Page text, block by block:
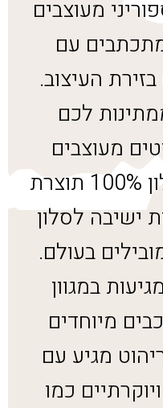
מעוצבים
עם
העיצוב.
לכם
מעוצבים
ומערכות ישיבה לסלון 100% תוצרת
ישיבה לסלון
בעולם.
במגוון
מיוחדים
מגיע עם
כמו